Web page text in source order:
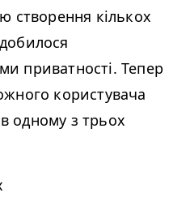
створення кількох
приватності. Тепер
користувача
одному з трьох